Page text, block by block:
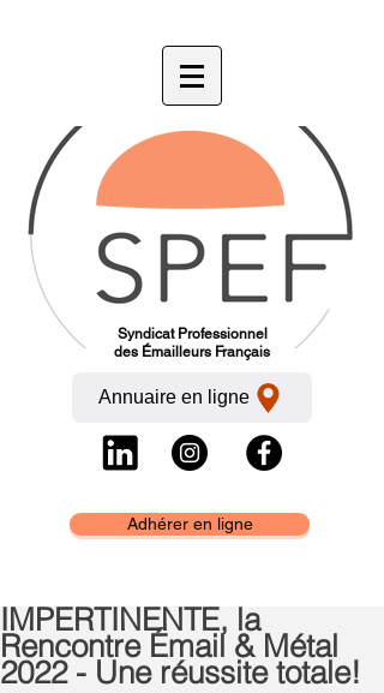
Syndicat Professionnel
des Émailleurs Français
Annuaire en ligne
Adhérer en ligne
IMPERTINENTE, la
Rencontre Émail & Métal
2022 - Une réussite totale!